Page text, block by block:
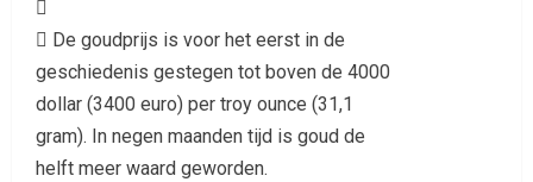

 De goudprijs is voor het eerst in de
geschiedenis gestegen tot boven de 4000
dollar (3400 euro) per troy ounce (31,1
gram). In negen maanden tijd is goud de
helft meer waard geworden.